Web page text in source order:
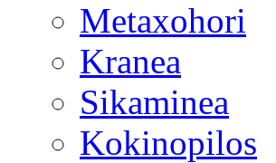
Metaxohori
Kranea
Sikaminea
Kokinopilos